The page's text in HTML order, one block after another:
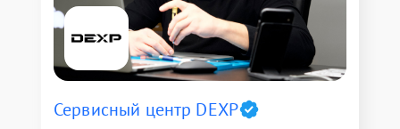
Сервисный центр DEXP